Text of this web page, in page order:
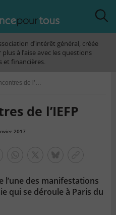
d’intérêt général, créée
à l’aise avec les questions
et financières.
Les Rencontres de l’IEFP
de l’IEFP
2017
lien
l’une des manifestations
qui se déroule à Paris du